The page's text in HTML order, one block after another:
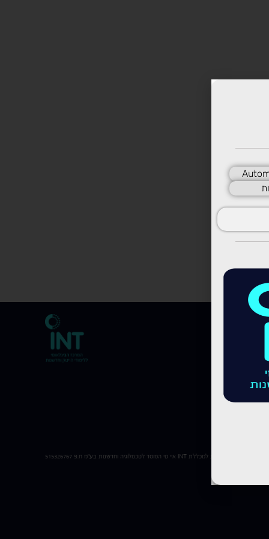
כל הזכויות שמורות למכללת INT איי טי המוסד לטכנולוגיה וחדשנות בע"מ ח.פ 515326767